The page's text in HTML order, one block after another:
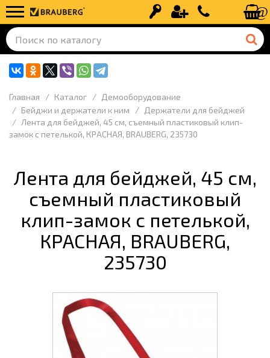
Вход Регистрация+7 (499) 110-
Главная Каталог
Демооборудование
Бейджи и держатели к ним
Держатели для бейджей
Лента для бейджей, 45 см, съемный пластиковый клип-
замок с петелькой, КРАСНАЯ, BRAUBERG, 235730
Лента для бейджей, 45 см,
съемный пластиковый
клип-замок с петелькой,
КРАСНАЯ, BRAUBERG,
235730